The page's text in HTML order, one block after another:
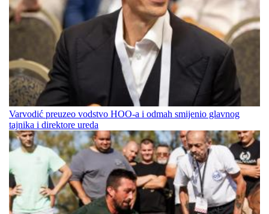
Varvodić preuzeo vodstvo HOO-a i odmah smijenio glavnog
tajnika i direktore ureda